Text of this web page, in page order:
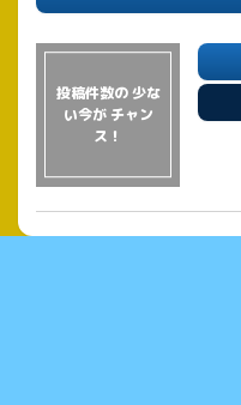
投稿件数の 少な
い今が チャン
ス！